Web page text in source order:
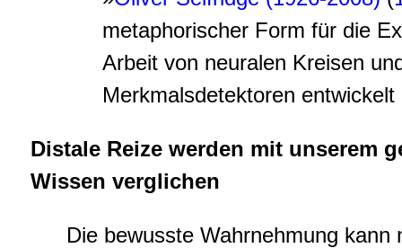
metaphorischer Form für die
Arbeit von neuralen Kreisen
Merkmalsdetektoren entwickelt
Distale Reize werden mit unserem
Wissen verglichen
Die bewusste Wahrnehmung kann